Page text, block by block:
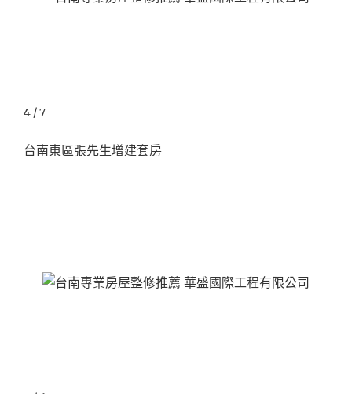
4 / 7
台南東區張先生增建套房